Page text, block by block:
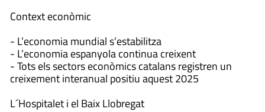
Context econòmic
- L’economia mundial s’estabilitza
- L’economia espanyola continua creixent
- Tots els sectors econòmics catalans registren un
creixement interanual positiu aquest 2025
L´Hospitalet i el Baix Llobregat